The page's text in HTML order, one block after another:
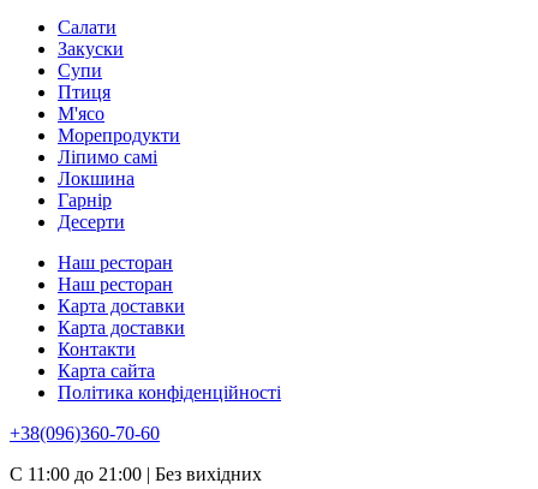
Салати
Закуски
Супи
Птиця
М'ясо
Морепродукти
Ліпимо самі
Локшина
Гарнір
Десерти
Наш ресторан
Наш ресторан
Карта доставки
Карта доставки
Контакти
Карта сайта
Політика конфіденційності
+38(096)360-70-60
С 11:00 до 21:00 | Без вихідних